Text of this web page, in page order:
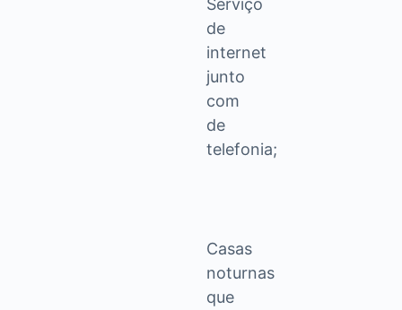
Serviço
de
internet
junto
com
de
telefonia;
Casas
noturnas
que